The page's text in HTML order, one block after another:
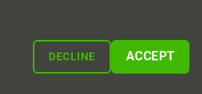
DECLINE ACCEPT